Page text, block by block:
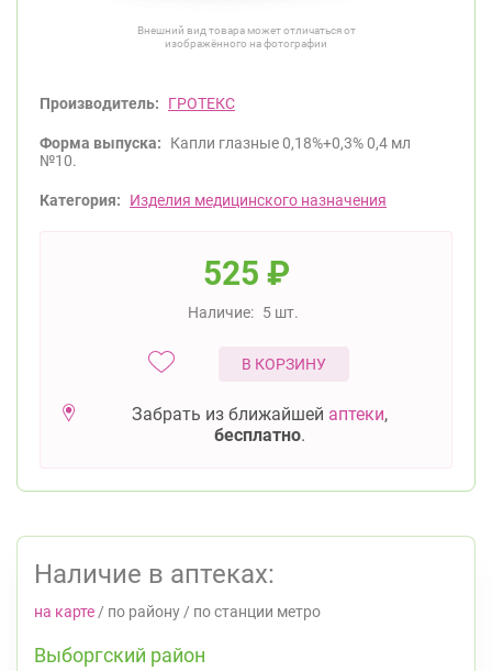
Внешний вид товара может отличаться от
изображённого на фотографии
Производитель: ГРОТЕКС
Форма выпуска:
Капли глазные 0,18%+0,3% 0,4 мл
№10.
Категория: Изделия медицинского назначения
525 ₽
Наличие: 5 шт.
В КОРЗИНУ
Забрать из ближайшей аптеки,
бесплатно.
Наличие в аптеках:
на карте / по району / по станции метро
Выборгский район